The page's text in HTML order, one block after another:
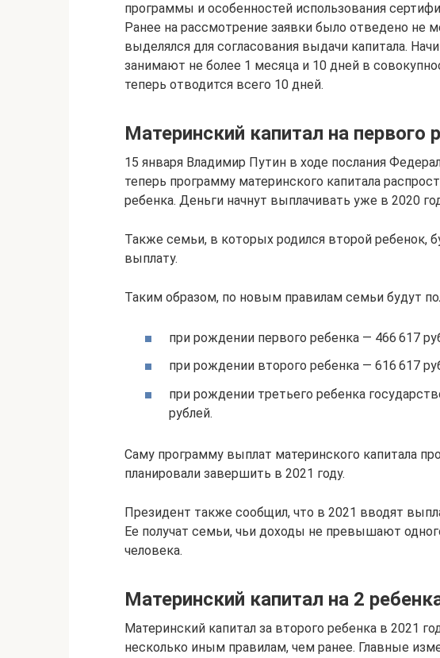
программы и особенностей использования
Ранее на рассмотрение заявки было отведено не
выделялся для согласования выдачи капитала.
занимают не более 1 месяца и 10 дней в
теперь отводится всего 10 дней.
Материнский капитал на первого
15 января Владимир Путин в ходе послания
теперь программу материнского капитала
ребенка. Деньги начнут выплачивать уже в 2020
Также семьи, в которых родился второй ребенок,
выплату.
Таким образом, по новым правилам семьи будут
при рождении первого ребенка — 466 617
при рождении второго ребенка — 616 617
при рождении третьего ребенка
рублей.
Саму программу выплат материнского капитала
планировали завершить в 2021 году.
Президент также сообщил, что в 2021 вводят
Ее получат семьи, чьи доходы не превышают
человека.
Материнский капитал на 2
Материнский капитал за второго ребенка в 2021
несколько иным правилам, чем ранее. Главные